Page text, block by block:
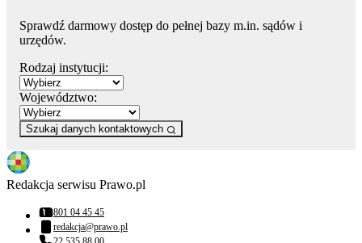
Sprawdź darmowy dostęp do pełnej bazy m.in. sądów i
urzędów.
Rodzaj instytucji:
Województwo:
Szukaj danych kontaktowych
Redakcja serwisu Prawo.pl
Numer telefonu:
801 04 45 45
Adres email:
redakcja@prawo.pl